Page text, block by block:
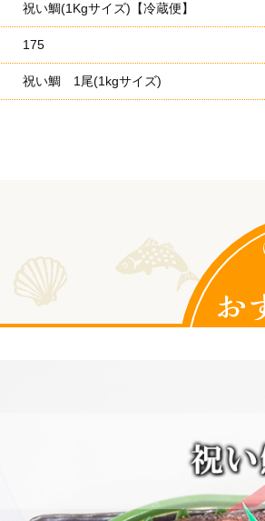
祝い鯛(1Kgサイズ)【冷蔵便】
175
祝い鯛 1尾(1kgサイズ)